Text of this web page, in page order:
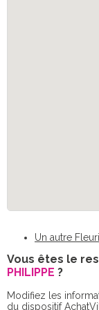
Un autre
Vous êtes le
PHILIPPE ?
Modifiez les
du dispositif